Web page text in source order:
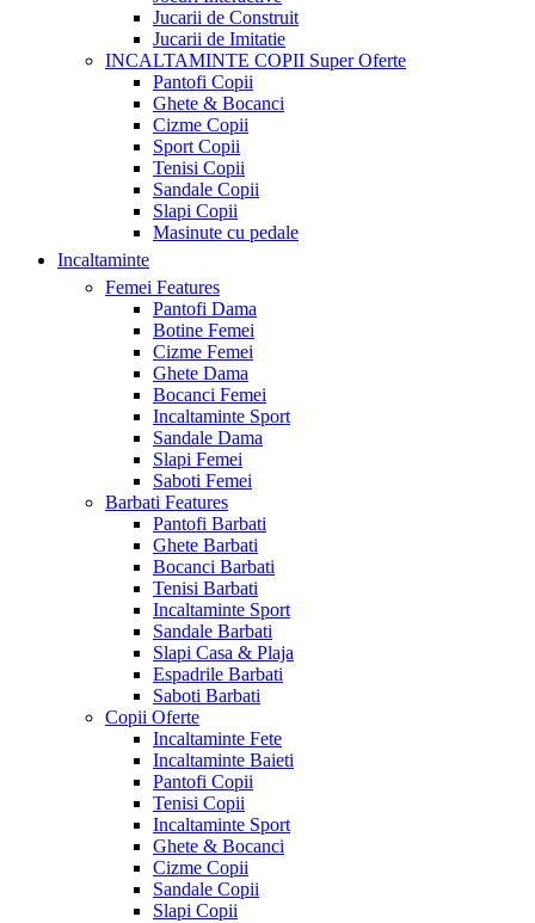
Jucarii de Construit
Jucarii de Imitatie
INCALTAMINTE COPII Super Oferte
Pantofi Copii
Ghete & Bocanci
Cizme Copii
Sport Copii
Tenisi Copii
Sandale Copii
Slapi Copii
Masinute cu pedale
Incaltaminte
Femei Features
Pantofi Dama
Botine Femei
Cizme Femei
Ghete Dama
Bocanci Femei
Incaltaminte Sport
Sandale Dama
Slapi Femei
Saboti Femei
Barbati Features
Pantofi Barbati
Ghete Barbati
Bocanci Barbati
Tenisi Barbati
Incaltaminte Sport
Sandale Barbati
Slapi Casa & Plaja
Espadrile Barbati
Saboti Barbati
Copii Oferte
Incaltaminte Fete
Incaltaminte Baieti
Pantofi Copii
Tenisi Copii
Incaltaminte Sport
Ghete & Bocanci
Cizme Copii
Sandale Copii
Slapi Copii